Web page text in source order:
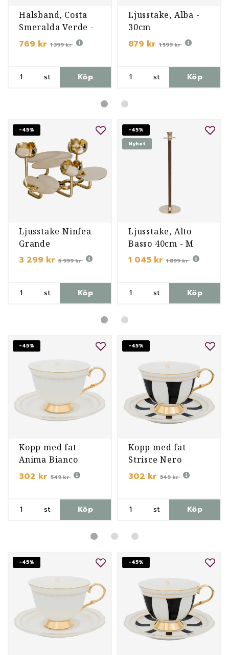
Halsband, Costa
Smeralda Verde -
Förgyllt
769 kr 1 399 kr
st Köp
Ljusstake, Alba -
30cm
879 kr 1 599 kr
st Köp
-45%
Ljusstake Ninfea
Grande
3 299 kr 5 999 kr
st Köp
-45%
Nyhet
Ljusstake, Alto
Basso 40cm - M
1 045 kr 1 899 kr
st Köp
-45%
Kopp med fat -
Anima Bianco
302 kr 549 kr
st Köp
-45%
Kopp med fat -
Strisce Nero
302 kr 549 kr
st Köp
-45% -45%